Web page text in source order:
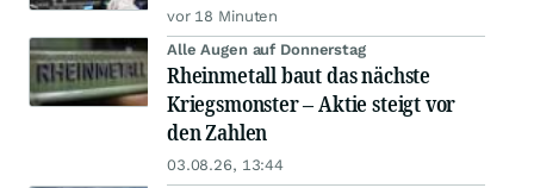
vor 18 Minuten
Alle Augen auf Donnerstag
Rheinmetall baut das nächste
Kriegsmonster – Aktie steigt vor
den Zahlen
03.08.26, 13:44